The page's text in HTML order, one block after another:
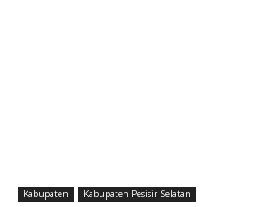
Kabupaten Kabupaten Pesisir Selatan